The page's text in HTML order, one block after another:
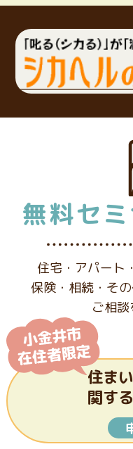
無料セ
住宅・アパート
保険・相続・そ
ご相
住ま
関する